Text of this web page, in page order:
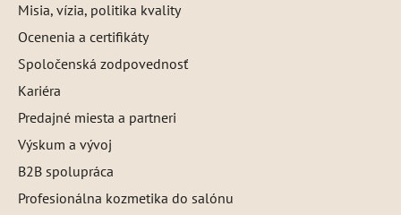
Misia, vízia, politika kvality
Ocenenia a certifikáty
Spoločenská zodpovednosť
Kariéra
Predajné miesta a partneri
Výskum a vývoj
B2B spolupráca
Profesionálna kozmetika do salónu